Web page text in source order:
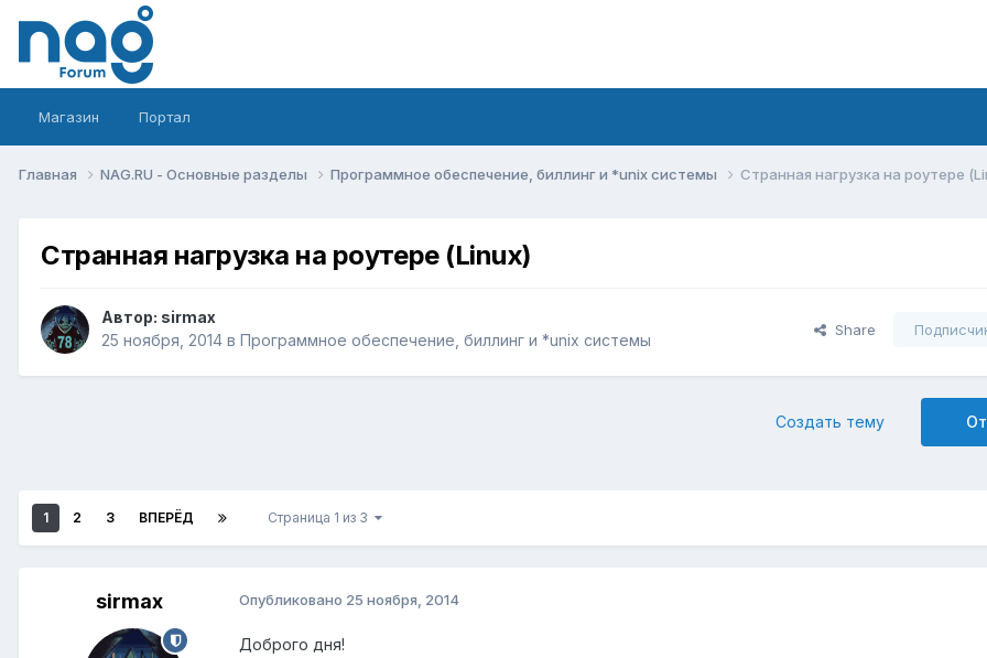
Магазин Портал
Главная NAG.RU - Основные разделы Программное обеспечение, биллинг и *unix системы Странная нагрузка на роутере
Странная нагрузка на роутере (Linux)
Автор: sirmax
25 ноября, 2014 в Программное обеспечение, биллинг и *unix системы
Share
Создать тему
1 2 3 ВПЕРЁД Страница 1 из 3
sirmax Опубликовано 25 ноября, 2014
Доброго дня!